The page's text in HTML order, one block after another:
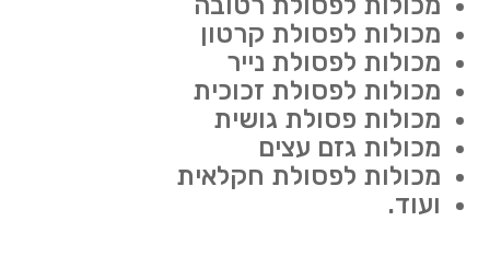
מכולות לפסולת קרטון
מכולות לפסולת נייר
מכולות לפסולת זכוכית
מכולות פסולת גושית
מכולות גזם עצים
מכולות לפסולת חקלאית
ועוד.